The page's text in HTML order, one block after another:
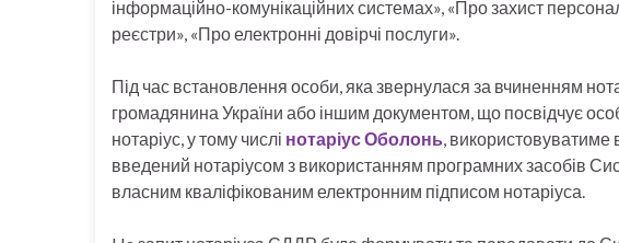
інформаційно-комунікаційних системах», «Про захист
реєстри», «Про електронні довірчі послуги».
Під час встановлення особи, яка звернулася за вчиненням
громадянина України або іншим документом, що посвідчує
нотаріус, у тому числі нотаріус Оболонь, використовуватиме
введений нотаріусом з використанням програмних засобів
власним кваліфікованим електронним підписом нотаріуса.